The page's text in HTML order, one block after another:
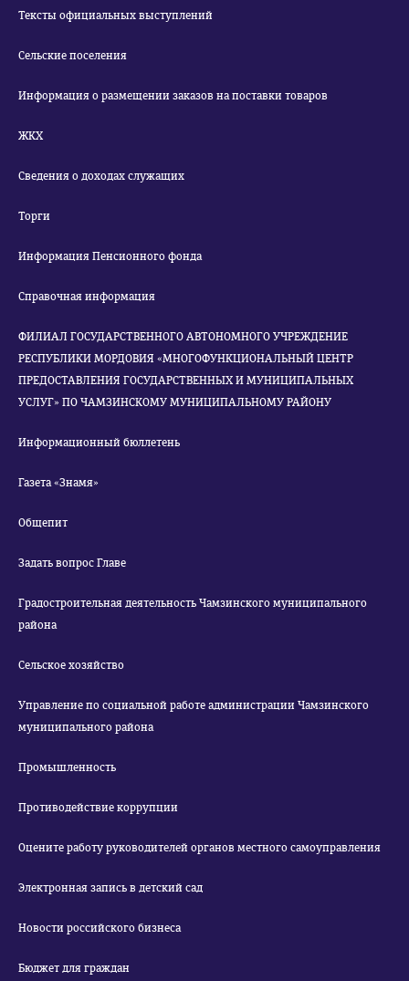
Тексты официальных выступлений
Сельские поселения
Информация о размещении заказов на поставки товаров
ЖКХ
Сведения о доходах служащих
Торги
Информация Пенсионного фонда
Справочная информация
ФИЛИАЛ ГОСУДАРСТВЕННОГО АВТОНОМНОГО УЧРЕЖДЕНИЕ
РЕСПУБЛИКИ МОРДОВИЯ «МНОГОФУНКЦИОНАЛЬНЫЙ ЦЕНТР
ПРЕДОСТАВЛЕНИЯ ГОСУДАРСТВЕННЫХ И МУНИЦИПАЛЬНЫХ
УСЛУГ» ПО ЧАМЗИНСКОМУ МУНИЦИПАЛЬНОМУ РАЙОНУ
Информационный бюллетень
Газета «Знамя»
Общепит
Задать вопрос Главе
Градостроительная деятельность Чамзинского муниципального
района
Сельское хозяйство
Управление по социальной работе администрации Чамзинского
муниципального района
Промышленность
Противодействие коррупции
Оцените работу руководителей органов местного самоуправления
Электронная запись в детский сад
Новости российского бизнеса
Бюджет для граждан